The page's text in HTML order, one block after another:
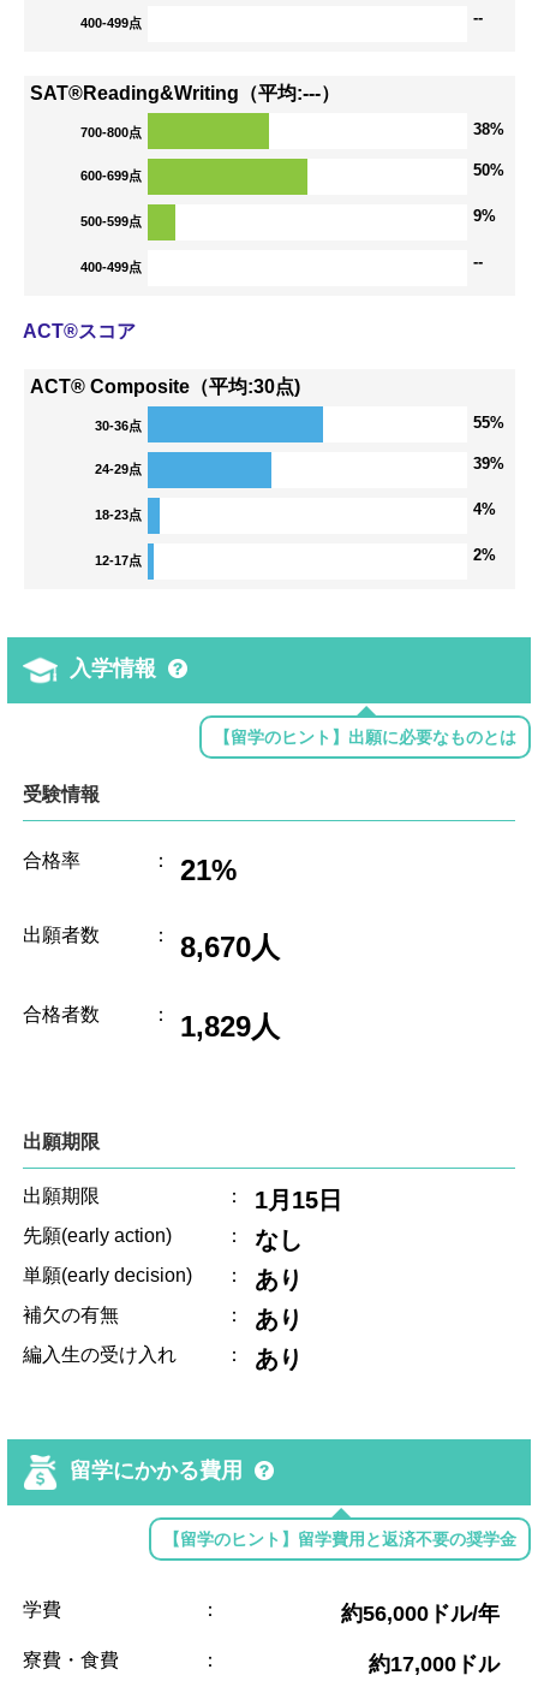
400-499点 --
SAT®Reading&Writing（平均:---）
700-800点 38%
600-699点 50%
500-599点 9%
400-499点 --
ACT®スコア
ACT® Composite（平均:30点)
30-36点 55%
24-29点 39%
18-23点 4%
12-17点 2%
入学情報
【留学のヒント】出願に必要なものとは
受験情報
合格率 ： 21%
出願者数 ： 8,670人
合格者数 ： 1,829人
出願期限
出願期限 ： 1月15日
先願(early action) ： なし
単願(early decision) ： あり
補欠の有無 ： あり
編入生の受け入れ ： あり
留学にかかる費用
【留学のヒント】留学費用と返済不要の奨学金
学費 ： 約56,000ドル/年
寮費・食費 ： 約17,000ドル